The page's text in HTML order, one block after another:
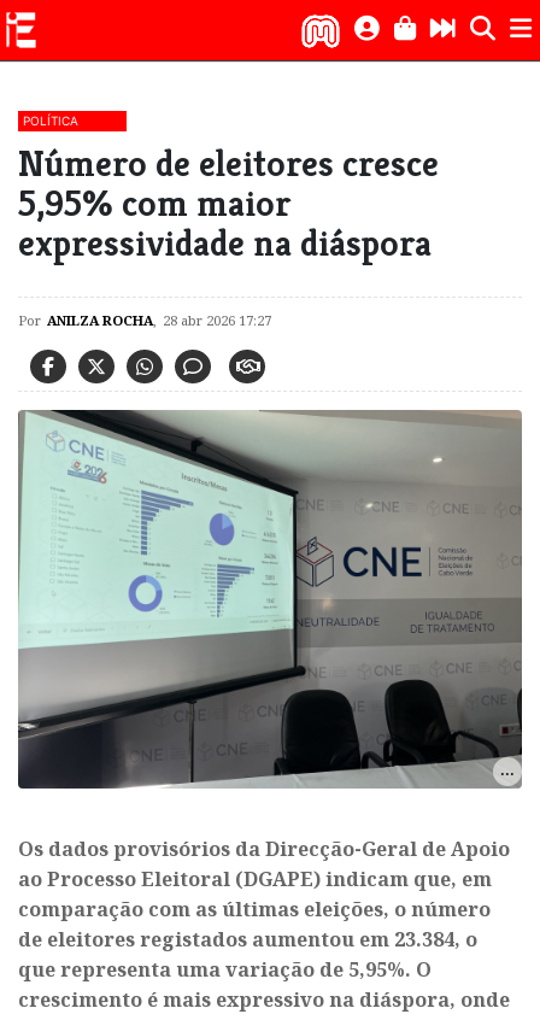
POLÍTICA
Número de eleitores cresce
5,95% com maior
expressividade na diáspora
Por ANILZA ROCHA, 28 abr 2026 17:27
Os dados provisórios da Direcção-Geral de Apoio
ao Processo Eleitoral (DGAPE) indicam que, em
comparação com as últimas eleições, o número
de eleitores registados aumentou em 23.384, o
que representa uma variação de 5,95%. O
crescimento é mais expressivo na diáspora, onde